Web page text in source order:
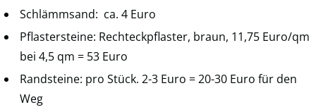
Schlämmsand: ca. 4 Euro
Pflastersteine: Rechteckpflaster, braun, 11,75 Euro/qm
bei 4,5 qm = 53 Euro
Randsteine: pro Stück. 2-3 Euro = 20-30 Euro für den
Weg